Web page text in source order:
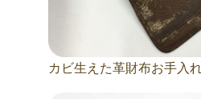
カビ生えた革財布お手入